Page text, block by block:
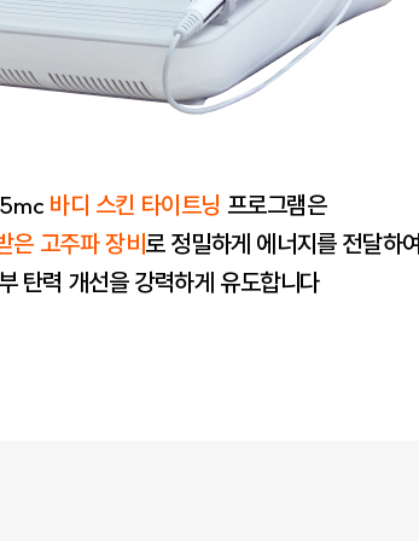
바디 스킨 타이트닝 프로그램은
은 고주파 장비로 정밀하게 에너지를 전달하
탄력 개선을 강력하게 유도합니다